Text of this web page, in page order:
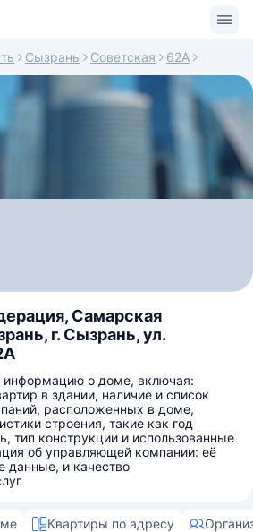
Сызрань Советская 62А
Самарская
г. Сызрань, ул.
информацию о доме, включая:
в здании, наличие и список
расположенных в доме,
строения, такие как год
тип конструкции и использованные
об управляющей компании: её
данные, и качество
Квартиры по адресу